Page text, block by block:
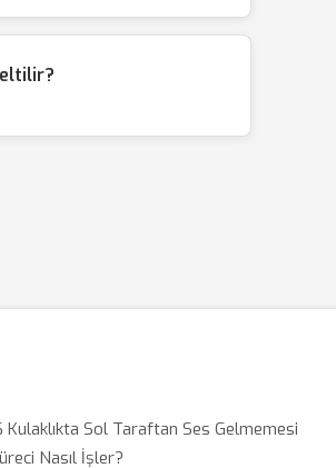
Sol Taraftan Ses Gelmemesi
Nasıl İşler?